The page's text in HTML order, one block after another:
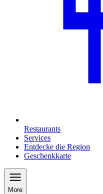
Restaurants
Services
Entdecke die Region
Geschenkkarte
More